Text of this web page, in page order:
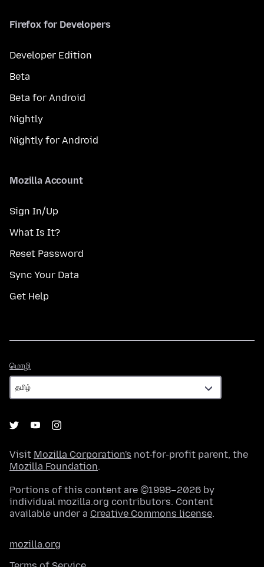
Firefox for Developers
Developer Edition
Beta
Beta for Android
Nightly
Nightly for Android
Mozilla Account
Sign In/Up
What Is It?
Reset Password
Sync Your Data
Get Help
மொழி
Visit Mozilla Corporation's not-for-profit parent, the
Mozilla Foundation.
Portions of this content are ©1998–2026 by
individual mozilla.org contributors. Content
available under a Creative Commons license.
mozilla.org